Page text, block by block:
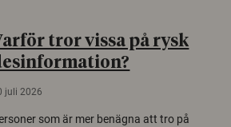
tror vissa på rysk
juli 2026
som är mer benägna att tro på